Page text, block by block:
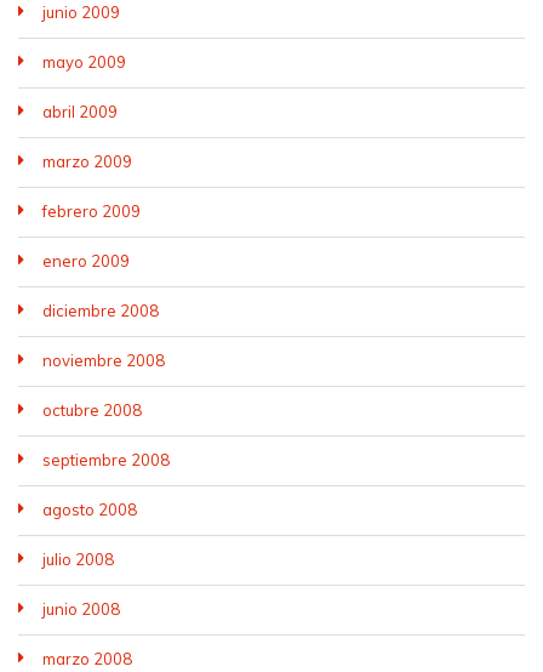
junio 2009
mayo 2009
abril 2009
marzo 2009
febrero 2009
enero 2009
diciembre 2008
noviembre 2008
octubre 2008
septiembre 2008
agosto 2008
julio 2008
junio 2008
marzo 2008